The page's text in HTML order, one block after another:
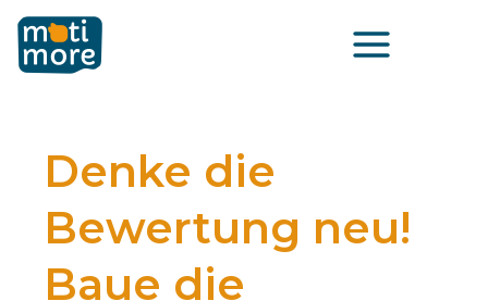
Zum
Inhalt
springen
Menu
Denke die
Bewertung neu!
Baue die